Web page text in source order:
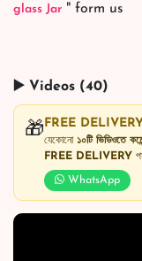
glass Jar " form us
▶️ Videos (40)
🎁 FREE
যেকোনো ১০টি ভিডিওতে
FREE DELIVERY
WhatsApp